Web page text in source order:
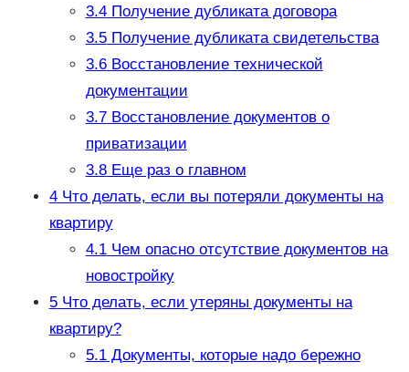
3.4Получение дубликата договора
3.5Получение дубликата свидетельства
3.6Восстановление технической
документации
3.7Восстановление документов о
приватизации
3.8Еще раз о главном
4Что делать, если вы потеряли документы на
квартиру
4.1Чем опасно отсутствие документов на
новостройку
5​Что делать, если утеряны документы на
квартиру?
5.1Документы, которые надо бережно